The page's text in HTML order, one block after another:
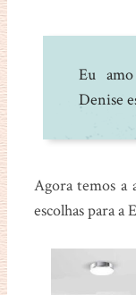
Eu
Denise
Agora temos a
escolhas para a